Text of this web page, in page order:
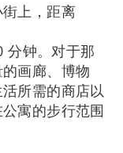
上，距离
钟。对于那
画廊、博物
所需的商店以
寓的步行范围